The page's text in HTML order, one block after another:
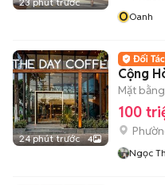
OOanh
24 phút trước 4
Cộng
Mặt
100
Ngọc